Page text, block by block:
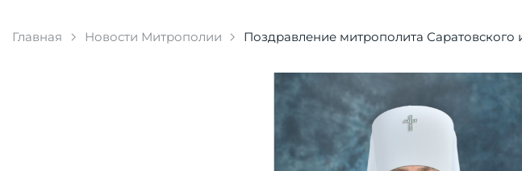
Главная Новости Митрополии Поздравление митрополита Саратовского